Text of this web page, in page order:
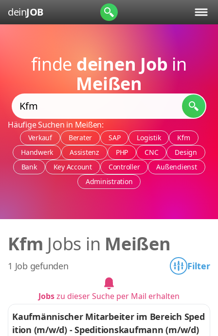
deinJOB
finde deinen Job in
Meißen
Häufige Suchen in Meißen:
Verkauf Berater SAP Logistik
Kfm
Handwerk
Assistenz PHP CNC
Design
Bank
Key Account Controller
Außendienst
Administration
Kfm Jobs in Meißen
1 Job gefunden Filter
Jobszu dieser Suche per Mail erhalten
Kaufmännischer Mitarbeiter im Bereich Sped
ition (m/w/d) - Speditionskaufmann (m/w/d)